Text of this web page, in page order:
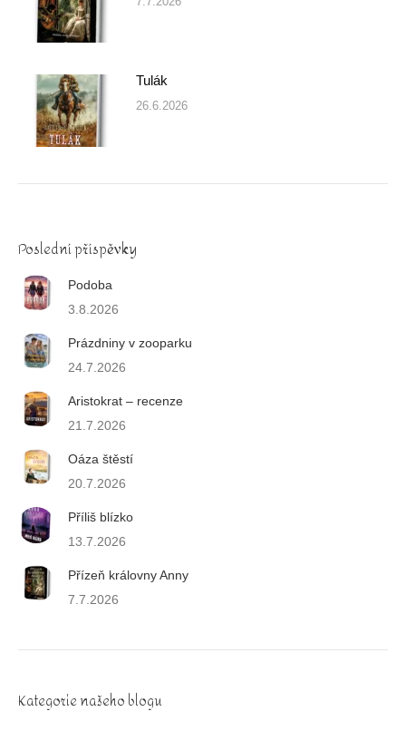
Tulák
26.6.2026
Poslední příspěvky
Podoba
3.8.2026
Prázdniny v zooparku
24.7.2026
Aristokrat – recenze
21.7.2026
Oáza štěstí
20.7.2026
Příliš blízko
13.7.2026
Přízeň královny Anny
7.7.2026
Kategorie našeho blogu